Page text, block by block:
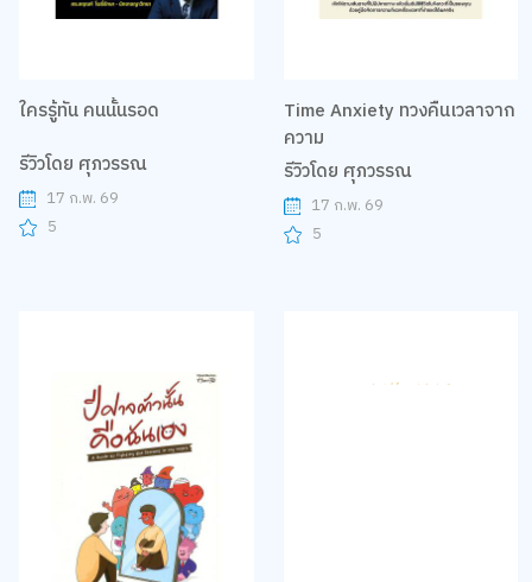
ใครรู้ทัน คนนั้นรอด
รีวิวโดย ศุภวรรณ
17 ก.พ. 69
5
Time Anxiety ทวงคืนเวลาจาก
ความ
รีวิวโดย ศุภวรรณ
17 ก.พ. 69
5